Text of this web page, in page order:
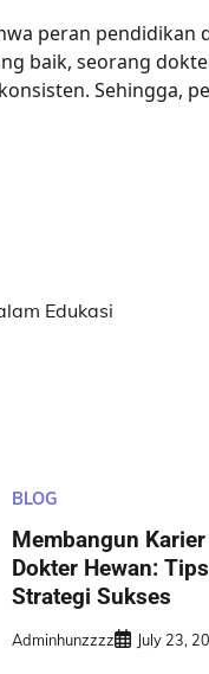
peran
baik, seorang
Sehingga,
Edukasi
BLOG
Membangun
Dokter Hewan:
Strategi Sukses
Adminhunzzzz July 23,